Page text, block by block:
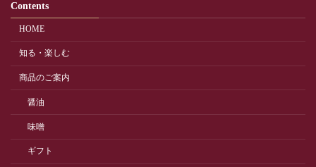
Contents
HOME
知る・楽しむ
商品のご案内
醤油
味噌
ギフト